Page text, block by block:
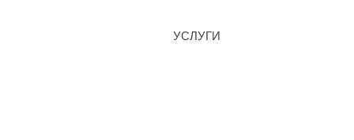
УСЛУГИ